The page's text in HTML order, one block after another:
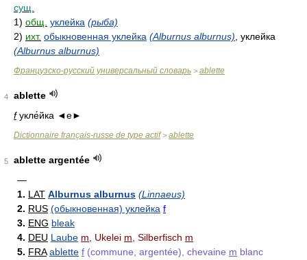
сущ.
1) общ. уклейка (рыба)
2) ихт. обыкновенная уклейка (Alburnus alburnus) , уклейка
(Alburnus alburnus)
Французско-русский универсальный словарь > ablette
4
ablette
fукле́йка ◄е►
Dictionnaire français-russe de type actif> ablette
5
ablette argentée
—
1. LAT Alburnus alburnus (Linnaeus)
2. RUS (обыкновенная) уклейка f
3. ENG bleak
4. DEU Laube m , Ukelei m , Silberfisch m
5. FRA ablette f (commune, argentée), chevaine m blanc